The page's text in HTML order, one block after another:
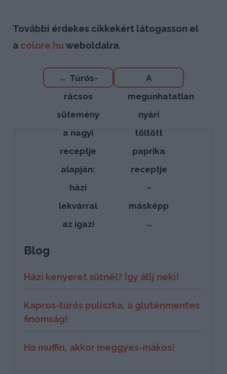
További érdekes cikkekért látogasson el
a colore.huweboldalra.
Bejegyzés
navigáció
← Túrós-
rácsos
sütemény
a nagyi
receptje
alapján:
házi
lekvárral
az igazi
A
megunhatatlan
nyári
töltött
paprika
receptje
–
másképp
→
Blog
Házi kenyeret sütnél? Így állj neki!
Kapros-túrós puliszka, a gluténmentes
finomság!
Ha muffin, akkor meggyes-mákos!